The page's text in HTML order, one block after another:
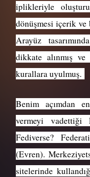
iplikleriyle
dönüşmesi içerik ve
Arayüz
dikkate alınmış
kurallara uyulmuş.
Benim açımdan
vermeyi vadettiği
Fediverse?
(Evren).
sitelerinde